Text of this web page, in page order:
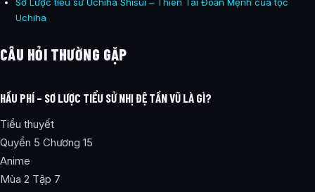
Uchiha
CÂU HỎI THƯỜNG GẶP
HẦU PHÍ – SƠ LƯỢC TIỂU SỬ NHỊ ĐỆ TẦN VŨ LÀ GÌ?
Tiểu thuyết
Quyển 5 Chương 15
Anime
Mùa 2 Tập 7